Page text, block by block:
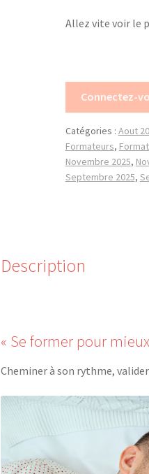
Allez vite voir le
Connectez-
Catégories : Aout
Formateurs,
Novembre 2025,
Septembre 2025,
Description
« Se former pour
Cheminer à son rythme,